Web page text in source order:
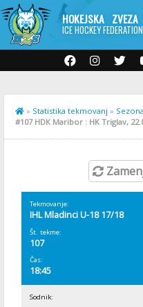
HOKEJSKA ZVEZA
ICE HOCKEY
» Statistika tekmovanj »
#107 HDK Maribor : HK Triglav,
Tekmovanje:
IHL Mladinci U-18 17/18
Št. tekme:
107
Čas:
18:45
Sodnik: